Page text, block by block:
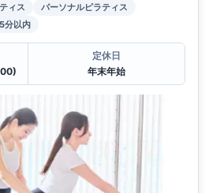
ィス
パーソナルピラティス
分以内
定休日
年末年始